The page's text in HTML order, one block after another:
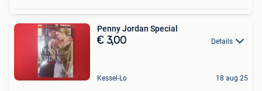
Penny Jordan Special
€ 3,00 Details
Kessel-Lo 18 aug 25